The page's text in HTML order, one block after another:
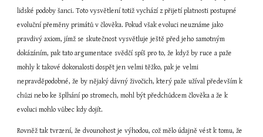
lidské podoby šanci. Toto vysvětlení totiž vychází z přijetí platnosti postupné
evoluční přeměny primátů v člověka. Pokud však evoluci neuznáme jako
pravdivý axiom, jímž se skutečnost vysvětluje ještě před jeho samotným
dokázáním, pak tato argumentace svědčí spíš pro to, že když by ruce a paže
mohly k takové dokonalosti dospět jen velmi těžko, pak je velmi
nepravděpodobné, že by nějaký dávný živočich, který paže užíval především k
chůzi nebo ke šplhání po stromech, mohl být předchůdcem člověka a že k
evoluci mohlo vůbec kdy dojít.
Rovněž tak tvrzení, že dvounohost je výhodou, což mělo údajně vést k tomu, že